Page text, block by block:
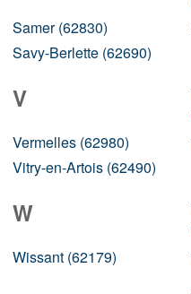
Samer (62830)
Savy-Berlette (62690)
V
Vermelles (62980)
Vitry-en-Artois (62490)
W
Wissant (62179)